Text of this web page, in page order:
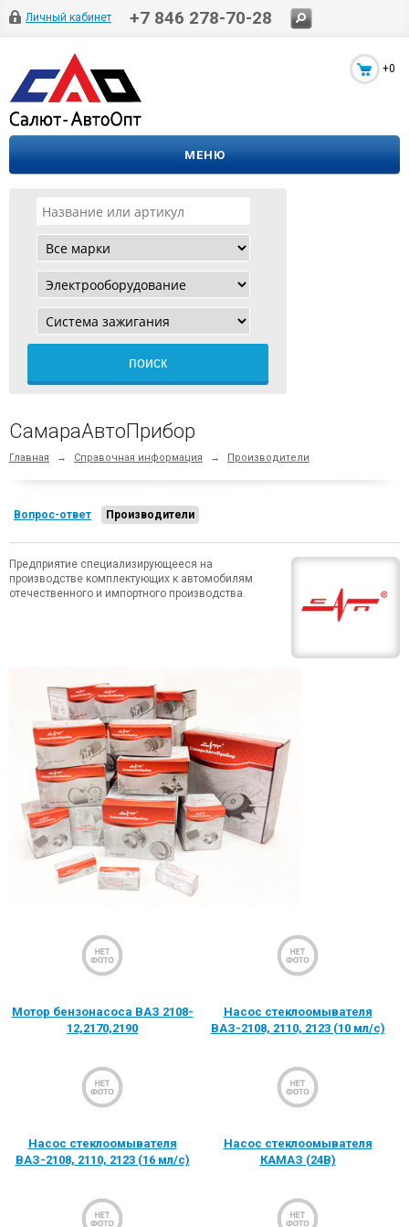
Личный кабинет +7 846 278-70-28
+0
МЕНЮ
СамараАвтоПрибор
Главная → Справочная информация → Производители
Вопрос-ответ Производители
Предприятие специализирующееся на
производстве комплектующих к автомобилям
отечественного и импортного производства.
Мотор бензонасоса ВАЗ 2108-
12,2170,2190
Насос стеклоомывателя
ВАЗ-2108, 2110, 2123 (10 мл/с)
Насос стеклоомывателя
ВАЗ-2108, 2110, 2123 (16 мл/с)
Насос стеклоомывателя
КАМАЗ (24В)